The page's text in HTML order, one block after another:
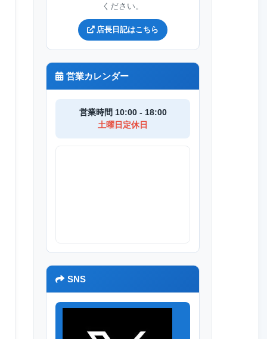
ください。
店長日記はこちら
営業カレンダー
営業時間 10:00 - 18:00
土曜日定休日
SNS